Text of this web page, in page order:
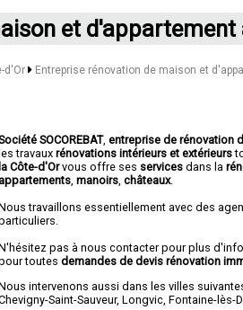
et d'appartement
d'Or Entreprise rénovation de maison et
SOCOREBAT,entreprise de rénovation
les travauxrénovations intérieurs et extérieurs
la Côte-d'Orvous offre ses services dans la
appartements ,manoirs ,châteaux.
travaillons essentiellement avec des
pas à nous contacter pour plus
toutesdemandes de devis rénovation
intervenons aussi dans les villes
Saint-Sauveur,Longvic ,Fontaine-lès-